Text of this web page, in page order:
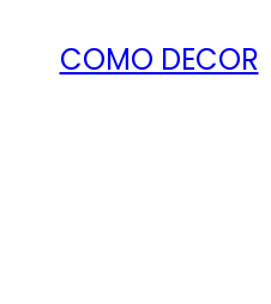
COMO DECOR